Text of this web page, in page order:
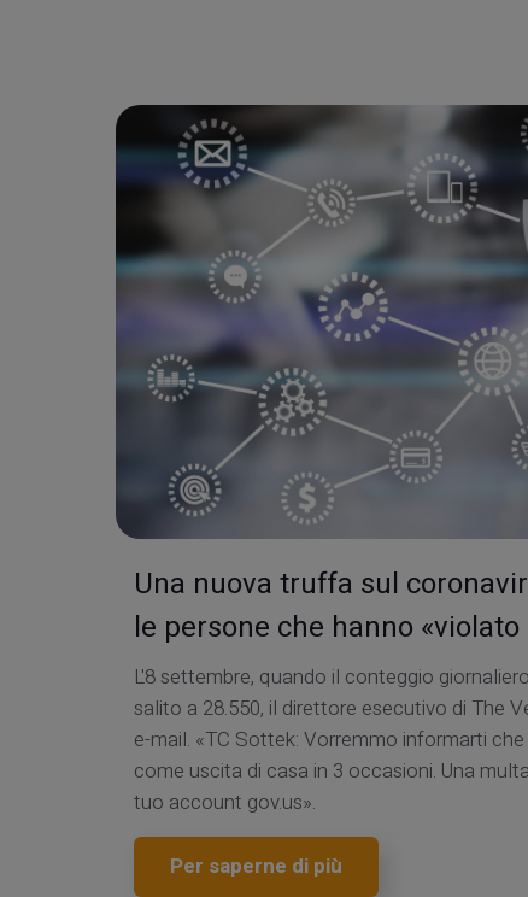
Una nuova truffa sul
le persone che hanno
L'8 settembre, quando il conteggio
salito a 28.550, il direttore esecutivo di The
e-mail. «TC Sottek: Vorremmo informarti
come uscita di casa in 3 occasioni. Una
tuo account gov.us».
Per saperne di più